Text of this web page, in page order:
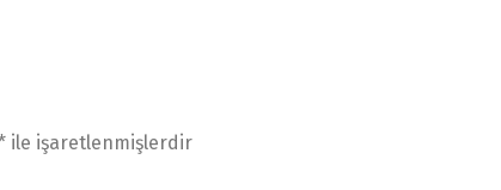
ile işaretlenmişlerdir